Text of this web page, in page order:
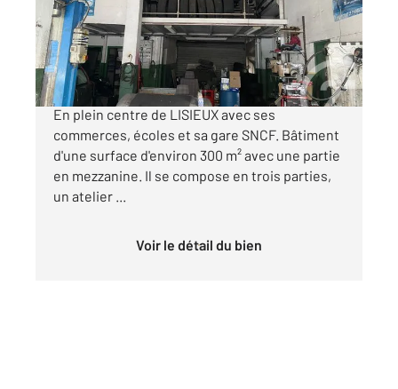
à vendre
191 000 €
CENTURY 21 HARMONY LISIEUX vous propose.
En plein centre de LISIEUX avec ses
commerces, écoles et sa gare SNCF. Bâtiment
d'une surface d'environ 300 m² avec une partie
en mezzanine. Il se compose en trois parties,
un atelier ...
Voir le détail du bien